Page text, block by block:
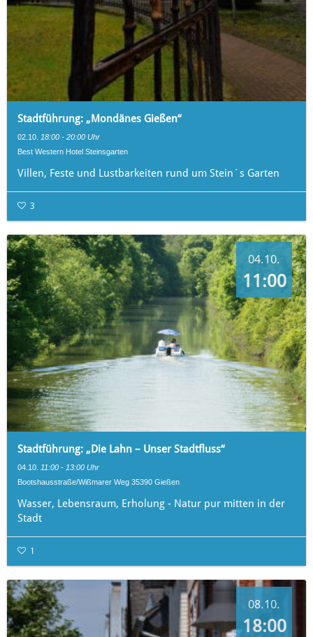
Stadtführung: „Mondänes Gießen“
02.10. 18:00 - 20:00 Uhr
Best Western Hotel Steinsgarten
Villen, Feste und Lustbarkeiten rund um Stein´s Garten
3
04.10.
11:00
Stadtführung: „Die Lahn – Unser Stadtfluss“
04.10. 11:00 - 13:00 Uhr
Bootshausstraße/Wißmarer Weg 35390 Gießen
Wasser, Lebensraum, Erholung - Natur pur mitten in der
Stadt
1
08.10.
18:00